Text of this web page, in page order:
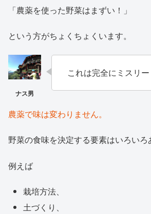
「農薬を使った野菜はまずい！」
という方がちょくちょくいます。
これは完全にミスリー
農薬で味は変わりません。
野菜の食味を決定する要素はいろいろ
例えば
栽培方法、
土づくり、